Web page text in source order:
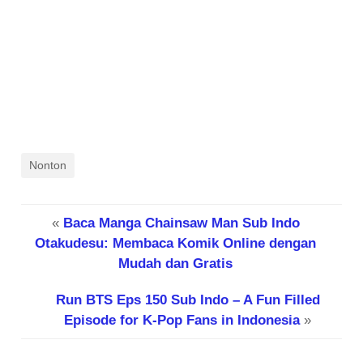
Nonton
« Baca Manga Chainsaw Man Sub Indo
Otakudesu: Membaca Komik Online dengan
Mudah dan Gratis
Run BTS Eps 150 Sub Indo – A Fun Filled
Episode for K-Pop Fans in Indonesia»